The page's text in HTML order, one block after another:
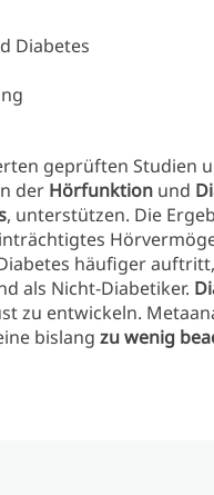
Diabetes
geprüften Studien
der Hörfunktion und
, unterstützen. Die
häufiger
als Nicht-Diabetiker.
zu entwickeln.
bislang zu wenig